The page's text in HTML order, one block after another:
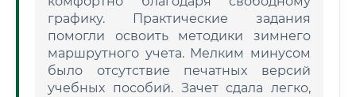
графику. Практические задания
помогли освоить методики зимнего
маршрутного учета. Мелким минусом
было отсутствие печатных версий
учебных пособий. Зачет сдала легко,